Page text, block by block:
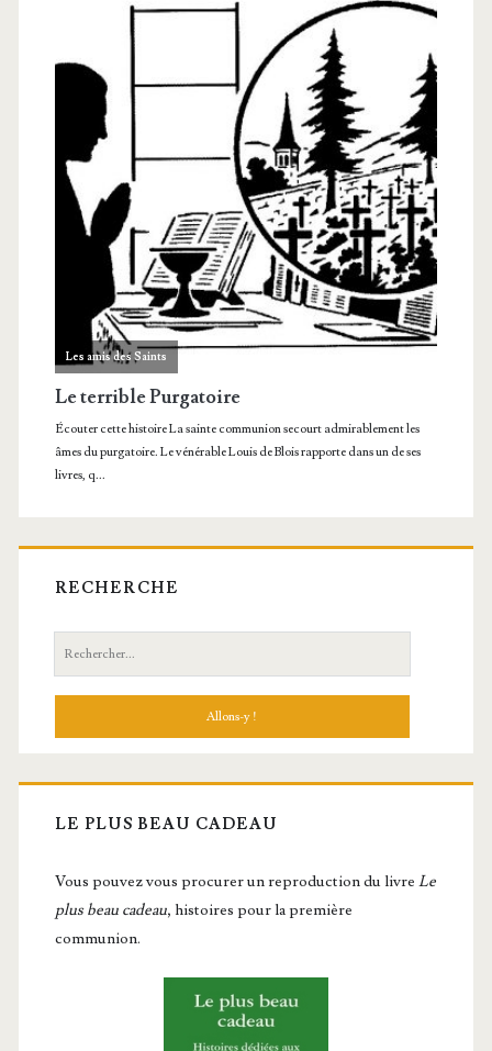
RECHERCHE
Recherche:
LE PLUS BEAU CADEAU
Vous pou­vez vous pro­cu­rer un repro­duc­tion du livre Le
plus beau cadeau, histoires pour la première
communion.